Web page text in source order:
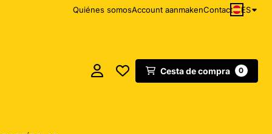
Quiénes somosAccount aanmakenContact ES
Cesta de compra 0